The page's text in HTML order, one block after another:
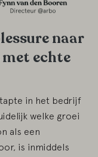
naar
echte
in het bedrijf
welke groei
als een
is inmiddels